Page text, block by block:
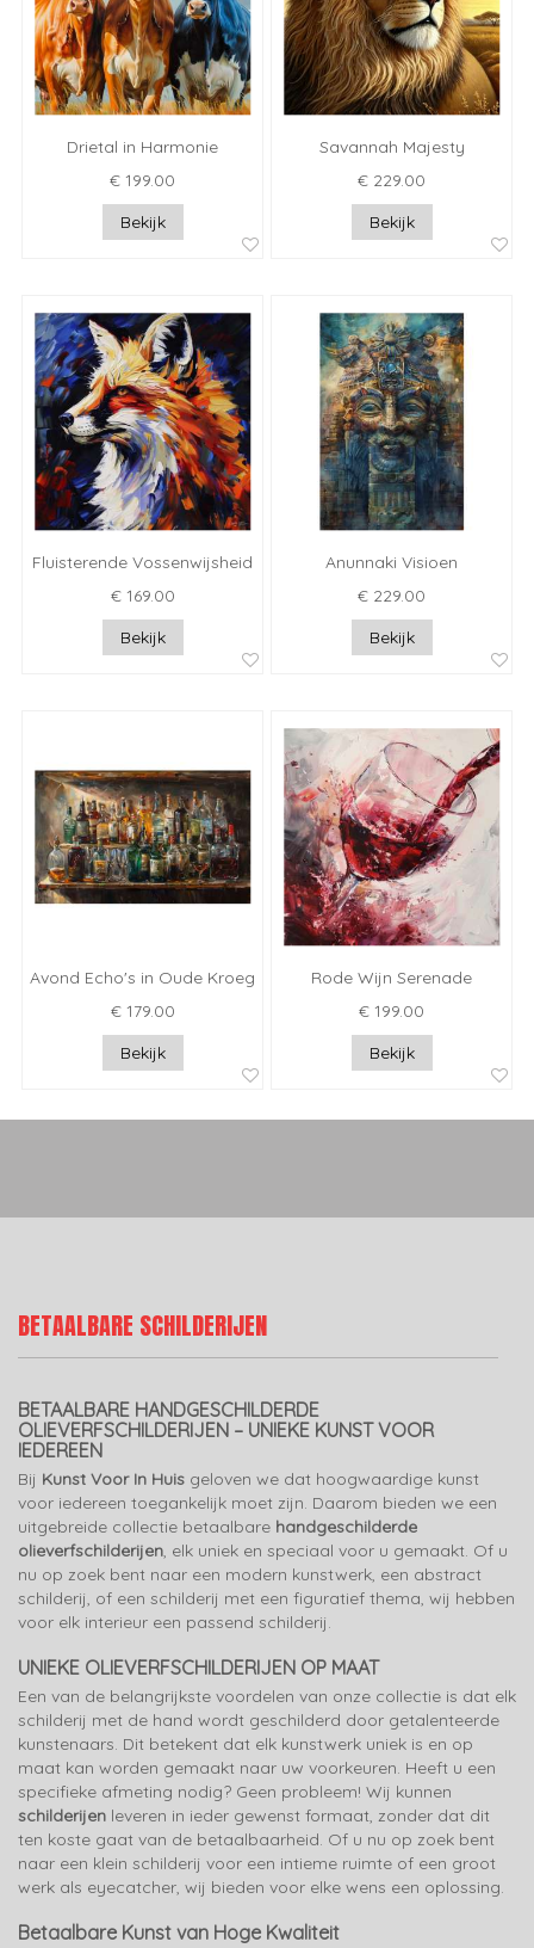
Drietal in Harmonie
€ 199.00
Bekijk
Savannah Majesty
€ 229.00
Bekijk
Fluisterende Vossenwijsheid
€ 169.00
Bekijk
Anunnaki Visioen
€ 229.00
Bekijk
Avond Echo's in Oude Kroeg
€ 179.00
Bekijk
Rode Wijn Serenade
€ 199.00
Bekijk
BETAALBARE SCHILDERIJEN
BETAALBARE HANDGESCHILDERDE
OLIEVERFSCHILDERIJEN – UNIEKE KUNST VOOR
IEDEREEN
Bij Kunst Voor In Huis geloven we dat hoogwaardige kunst
voor iedereen toegankelijk moet zijn. Daarom bieden we een
uitgebreide collectie betaalbare handgeschilderde
olieverfschilderijen, elk uniek en speciaal voor u gemaakt. Of u
nu op zoek bent naar een modern kunstwerk, een abstract
schilderij, of een schilderij met een figuratief thema, wij hebben
voor elk interieur een passend schilderij.
UNIEKE OLIEVERFSCHILDERIJEN OP MAAT
Een van de belangrijkste voordelen van onze collectie is dat elk
schilderij met de hand wordt geschilderd door getalenteerde
kunstenaars. Dit betekent dat elk kunstwerk uniek is en op
maat kan worden gemaakt naar uw voorkeuren. Heeft u een
specifieke afmeting nodig? Geen probleem! Wij kunnen
schilderijen leveren in ieder gewenst formaat, zonder dat dit
ten koste gaat van de betaalbaarheid. Of u nu op zoek bent
naar een klein schilderij voor een intieme ruimte of een groot
werk als eyecatcher, wij bieden voor elke wens een oplossing.
Betaalbare Kunst van Hoge Kwaliteit